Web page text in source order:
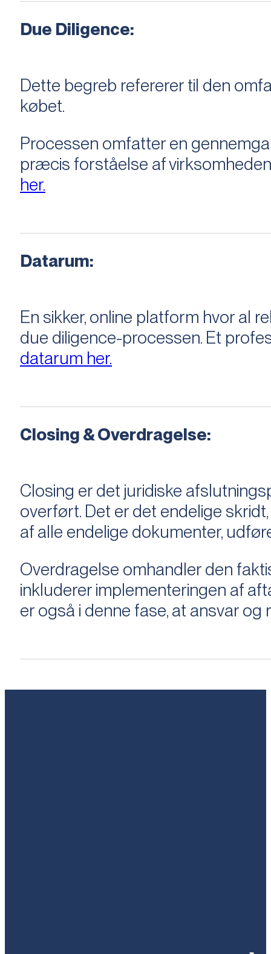
Due Diligence:
Dette begreb refererer til den
købet.
Processen omfatter en
præcis forståelse af
her.
Datarum:
En sikker, online platform hvor al
due diligence-processen. Et
datarum her.
Closing & Overdragelse:
Closing er det juridiske
overført. Det er det endelige
af alle endelige dokumenter,
Overdragelse omhandler den
inkluderer implementeringen af
er også i denne fase, at ansvar